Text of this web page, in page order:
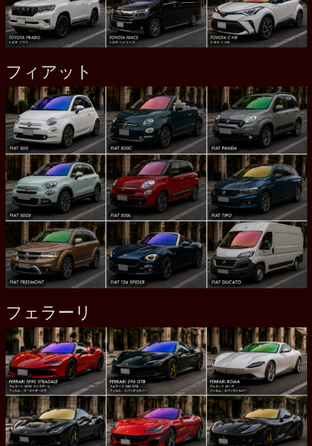
フィアット
フェラーリ